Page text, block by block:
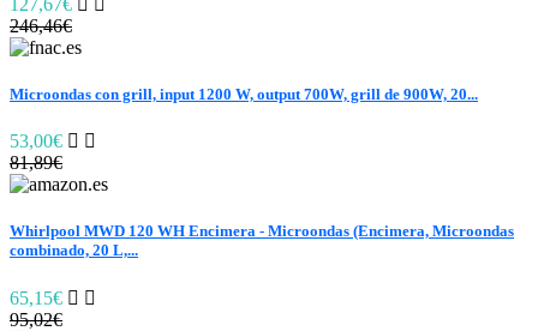
246,46€
Microondas con grill, input 1200 W, output 700W, grill de 900W, 20...
53,00€
81,89€
Whirlpool MWD 120 WH Encimera - Microondas (Encimera, Microondas
combinado, 20 L,...
65,15€
95,02€